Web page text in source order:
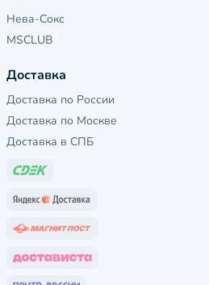
Нева-Сокс
MSCLUB
Доставка
Доставка по России
Доставка по Москве
Доставка в СПБ